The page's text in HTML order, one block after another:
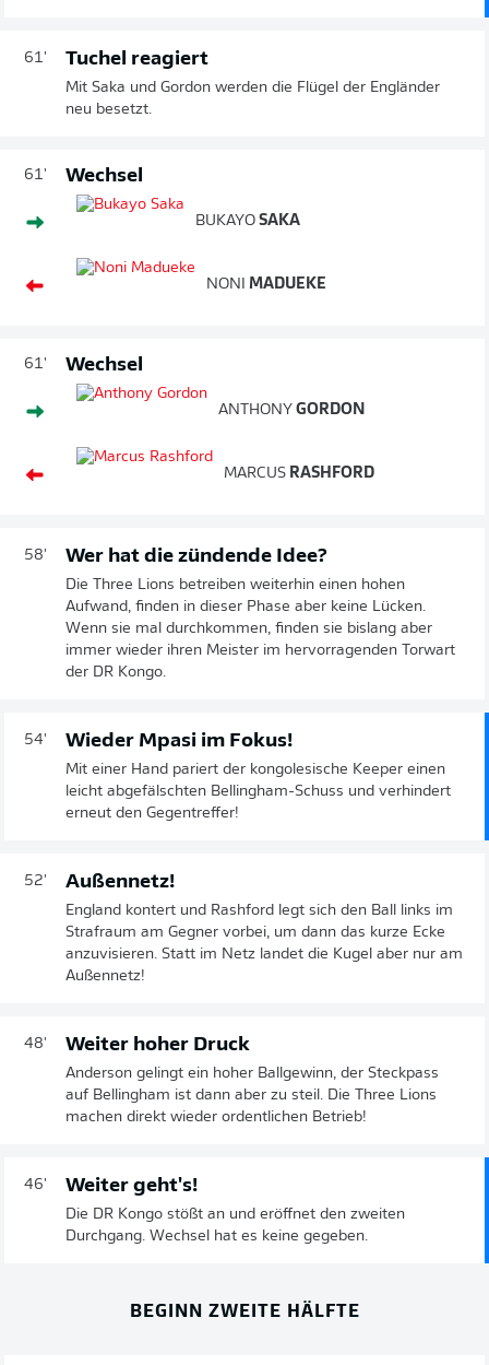
61' Tuchel reagiert
Mit Saka und Gordon werden die Flügel der Engländer
neu besetzt.
61' Wechsel
BUKAYO SAKA
NONI MADUEKE
61' Wechsel
ANTHONY GORDON
MARCUS RASHFORD
58' Wer hat die zündende Idee?
Die Three Lions betreiben weiterhin einen hohen
Aufwand, finden in dieser Phase aber keine Lücken.
Wenn sie mal durchkommen, finden sie bislang aber
immer wieder ihren Meister im hervorragenden Torwart
der DR Kongo.
54' Wieder Mpasi im Fokus!
Mit einer Hand pariert der kongolesische Keeper einen
leicht abgefälschten Bellingham-Schuss und verhindert
erneut den Gegentreffer!
52' Außennetz!
England kontert und Rashford legt sich den Ball links im
Strafraum am Gegner vorbei, um dann das kurze Ecke
anzuvisieren. Statt im Netz landet die Kugel aber nur am
Außennetz!
48' Weiter hoher Druck
Anderson gelingt ein hoher Ballgewinn, der Steckpass
auf Bellingham ist dann aber zu steil. Die Three Lions
machen direkt wieder ordentlichen Betrieb!
46' Weiter geht's!
Die DR Kongo stößt an und eröffnet den zweiten
Durchgang. Wechsel hat es keine gegeben.
BEGINN ZWEITE HÄLFTE